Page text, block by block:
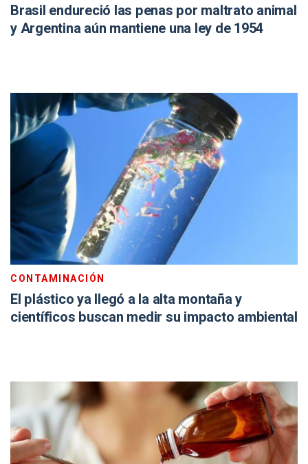
Brasil endureció las penas por maltrato animal
y Argentina aún mantiene una ley de 1954
CONTAMINACIÓN
El plástico ya llegó a la alta montaña y
científicos buscan medir su impacto ambiental